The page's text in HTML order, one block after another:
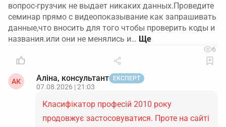
вопрос-грузчик не выдает никаких данных.Проведите
семинар прямо с видеопоказывание как запрашивать
данные,что вносить для того чтобы проверить коды и
названия.или они не менялись и…
6
АК Аліна, консультант ЕКСПЕРТ
07.08.2026 | 21:03
Класифікатор професій 2010 року
продовжує застосовуватися. Проте на сайті